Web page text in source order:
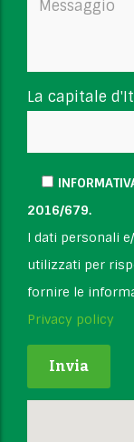
La capitale
2016/679.
I dati personali
utilizzati per
fornire le
Privacy policy